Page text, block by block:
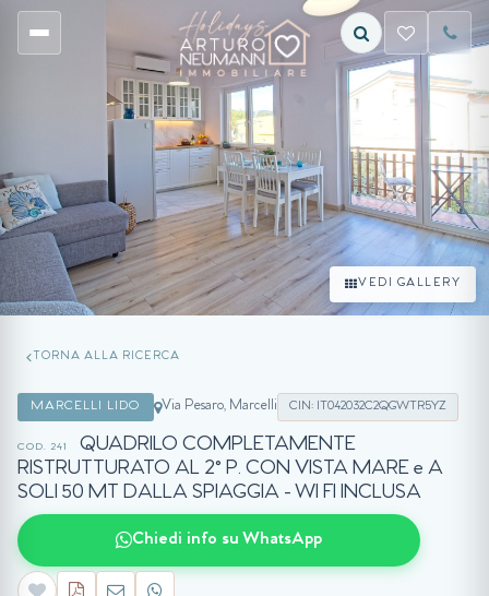
VEDI GALLERY
TORNA ALLA RICERCA
MARCELLI LIDO Via Pesaro, Marcelli CIN: IT042032C2QGWTR5YZ
COD. 241
QUADRILO COMPLETAMENTE
RISTRUTTURATO AL 2° P. CON VISTA MARE e A
SOLI 50 MT DALLA SPIAGGIA - WI FI INCLUSA
Chiedi info su WhatsApp